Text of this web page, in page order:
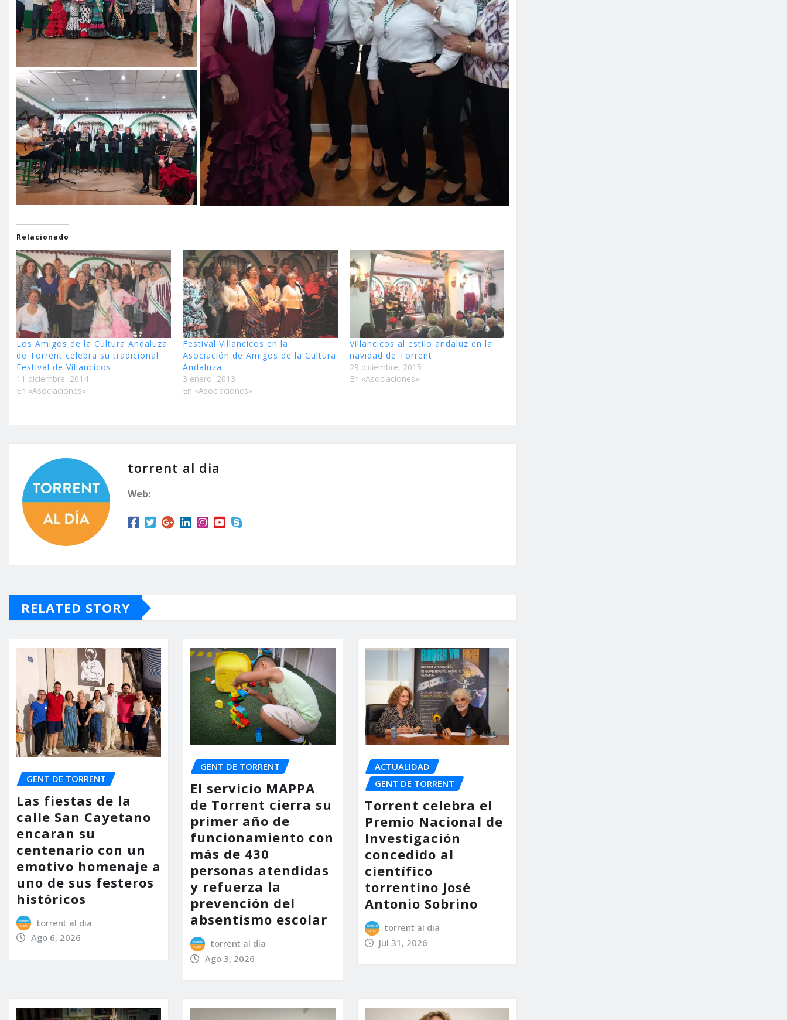
Relacionado
Los Amigos de la Cultura Andaluza
de Torrent celebra su tradicional
Festival de Villancicos
11 diciembre, 2014
En «Asociaciones»
Festival Villancicos en la
Asociación de Amigos de la Cultura
Andaluza
3 enero, 2013
En «Asociaciones»
Villancicos al estilo andaluz en la
navidad de Torrent
29 diciembre, 2015
En «Asociaciones»
torrent al dia
Web:
RELATED STORY
GENT DE TORRENT
Las fiestas de la
calle San Cayetano
encaran su
centenario con un
emotivo homenaje a
uno de sus festeros
históricos
torrent al dia
Ago 6, 2026
GENT DE TORRENT
El servicio MAPPA
de Torrent cierra su
primer año de
funcionamiento con
más de 430
personas atendidas
y refuerza la
prevención del
absentismo escolar
torrent al dia
Ago 3, 2026
ACTUALIDAD
GENT DE TORRENT
Torrent celebra el
Premio Nacional de
Investigación
concedido al
científico
torrentino José
Antonio Sobrino
torrent al dia
Jul 31, 2026